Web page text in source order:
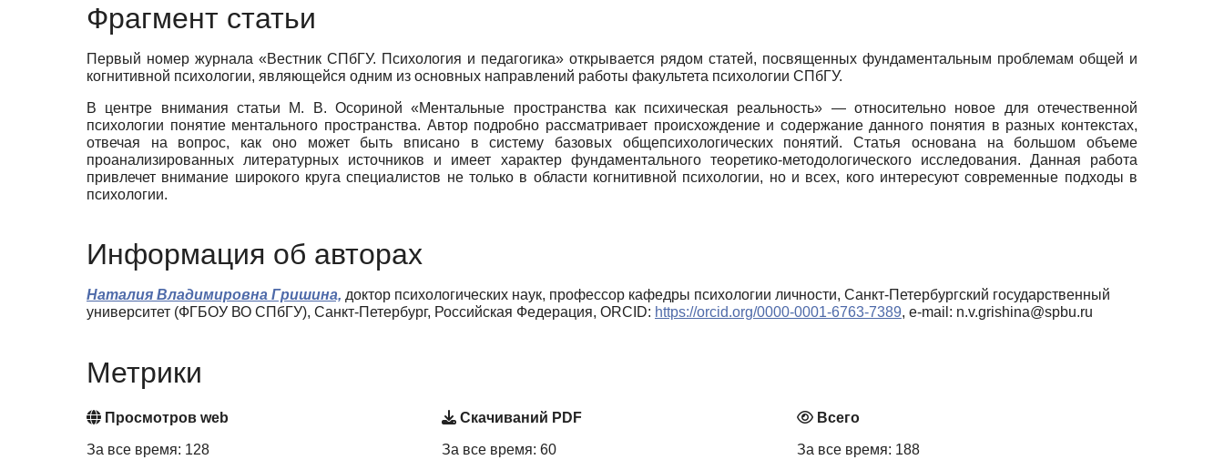
Фрагмент статьи
Первый номер журнала «Вестник СПбГУ. Психология и педагогика» открывается рядом статей, посвященных фундаментальным проблемам общей и
когнитивной психологии, являющейся одним из основных направлений работы факультета психологии СПбГУ.
В центре внимания статьи М. В. Осориной «Ментальные пространства как психическая реальность» — относительно новое для отечественной
психологии понятие ментального пространства. Автор подробно рассматривает происхождение и содержание данного понятия в разных контекстах,
отвечая на вопрос, как оно может быть вписано в систему базовых общепсихологических понятий. Статья основана на большом объеме
проанализированных литературных источников и имеет характер фундаментального теоретико-методологического исследования. Данная работа
привлечет внимание широкого круга специалистов не только в области когнитивной психологии, но и всех, кого интересуют современные подходы в
психологии.
Информация об авторах
Наталия Владимировна Гришина, доктор психологических наук, профессор кафедры психологии личности, Санкт-Петербургский государственный
университет (ФГБОУ ВО СПбГУ), Санкт-Петербург, Российская Федерация, ORCID: https://orcid.org/0000-0001-6763-7389, e-mail: n.v.grishina@spbu.ru
Метрики
Просмотров web
За все время: 128
Скачиваний PDF
За все время: 60
Всего
За все время: 188